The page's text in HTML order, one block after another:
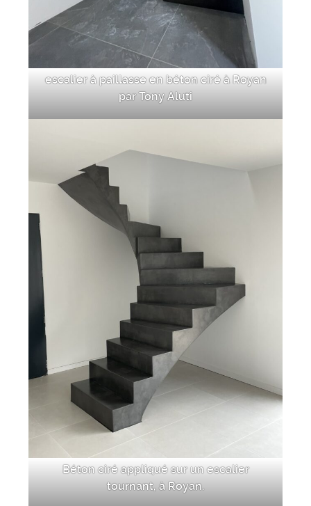
escalier à paillasse en béton ciré à Royan
par Tony Aluti
Béton ciré appliqué sur un escalier
tournant, à Royan.